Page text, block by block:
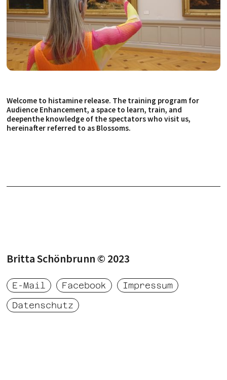
Welcome to histamine release. The training program for
Audience Enhancement, a space to learn, train, and
deepenthe knowledge of the spectators who visit us,
hereinafter referred to as Blossoms.
Britta Schönbrunn © 2023‍
E-Mail Facebook
Impressum
Datenschutz